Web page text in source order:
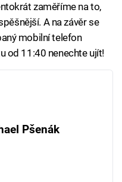
zaměříme na to,
A na závěr se
mobilní telefon
od 11:40 nenechte ujít!
Pšenák